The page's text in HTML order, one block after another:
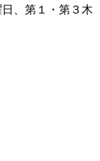
、第１・第３木